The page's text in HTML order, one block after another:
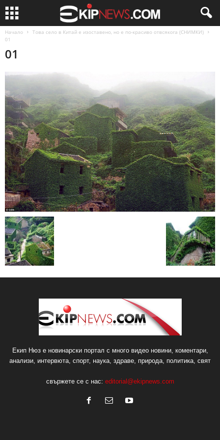
Начало
Това село в Китай е изоставено, но е по-красиво отвсякога (СНИМКИ)
01
01
Екип Нюз е новинарски портал с много видео новини, коментари,
анализи, интервюта, спорт, наука, здраве, природа, политика, свят
свържете се с нас: editorial@ekipnews.com